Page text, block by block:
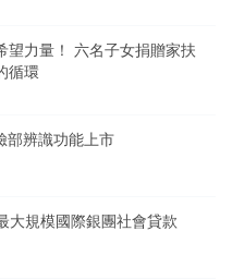
望力量！ 六名子女捐贈家扶
循環
辨識功能上市
大規模國際銀團社會貸款